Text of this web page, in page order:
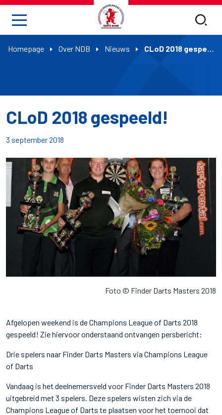
Homepage Over NDB Nieuws CLoD 2018 gespeeld!
CLoD 2018 gespeeld!
3 september 2018
Foto © Finder Darts Masters 2018
Afgelopen weekend is de Champions League of Darts 2018
gespeeld! Zie hiervoor onderstaand ontvangen persbericht:
Drie spelers naar Finder Darts Masters via Champions League
of Darts
Vandaag is het deelnemersveld voor Finder Darts Masters 2018
uitgebreid met 3 spelers. Deze spelers wisten zich via de
Champions League of Darts te plaatsen voor het toernooi dat